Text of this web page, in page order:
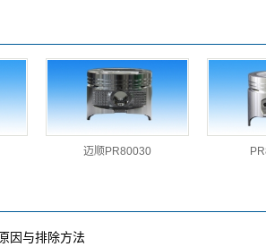
迈顺PR80030
因与排除方法